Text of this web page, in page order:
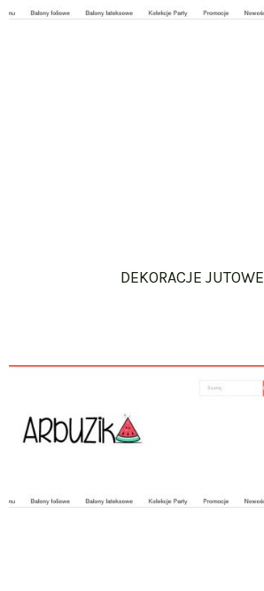
DEKORACJE JUTOWE